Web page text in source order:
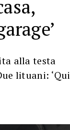
alla testa
lituani: ‘Qui